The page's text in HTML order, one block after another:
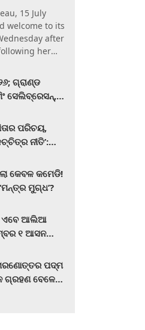
15 July
welcome to its
after
her
ଗ୍ରାଣ୍ଡ
ସେଲିବ୍ରେସନ୍‍,
ପରିଚୟ,
ନୀତି’:
କେବଳ କମେଡି!
ମୁଗ୍ଧ’?
ଏବେ ଆଲିଆ
୧ ଆସନ
ପଦ୍ମ
ଗ୍ରହଣ ବେଳେ